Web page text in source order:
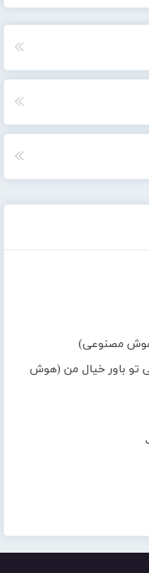
(هوش مصنوعی)
تو باور خیال من (هوش